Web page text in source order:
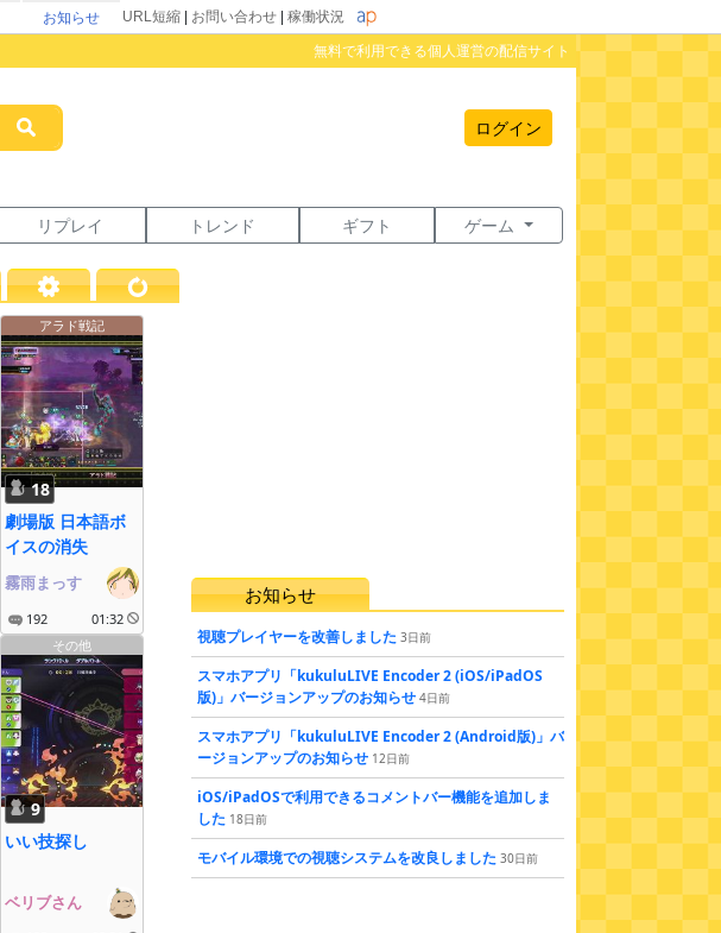
お知らせ URL短縮 お問い合わせ 稼働状況
無料で利用できる個人運営の配信サイト
ログイン
リプレイ トレンド ギフト ゲーム
アラド戦記
18
劇場版 日本語ボ
イスの消失
霧雨まっす
192
01:32
その他
9
いい技探し
ベリブさん
お知らせ
視聴プレイヤーを改善しました 3日前
スマホアプリ「kukuluLIVE Encoder 2 (iOS/iPadOS
版)」バージョンアップのお知らせ 4日前
スマホアプリ「kukuluLIVE Encoder 2 (Android版)」バ
ージョンアップのお知らせ 12日前
iOS/iPadOSで利用できるコメントバー機能を追加しま
した 18日前
モバイル環境での視聴システムを改良しました 30日前